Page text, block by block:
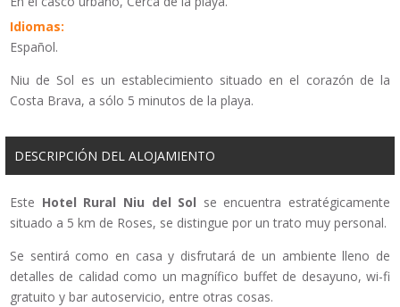
Idiomas:
Español.
Niu de Sol es un establecimiento situado en el corazón de la
Costa Brava, a sólo 5 minutos de la playa.
DESCRIPCIÓN DEL ALOJAMIENTO
Este Hotel Rural Niu del Sol se encuentra estratégicamente
situado a 5 km de Roses, se distingue por un trato muy personal.
Se sentirá como en casa y disfrutará de un ambiente lleno de
detalles de calidad como un magnífico buffet de desayuno, wi-fi
gratuito y bar autoservicio, entre otras cosas.